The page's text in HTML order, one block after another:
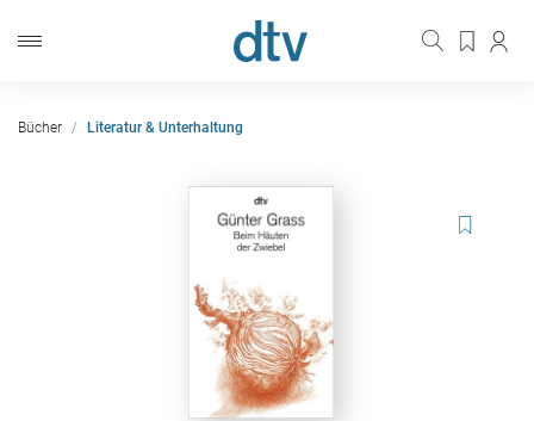
Bücher Literatur & Unterhaltung